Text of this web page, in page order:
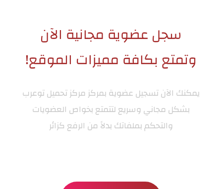
سجل عضوية مجانية الآن
وتمتع بكافة مميزات الموقع!
يمكنك الآن تسجيل عضوية بمركزمركز تحميل توعرب
بشكل مجاني وسريع لتتمتع بخواص العضويات
والتحكم بملفاتك بدلاً من الرفع كزائر